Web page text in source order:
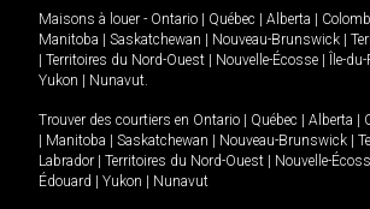
Maisons à louer - Ontario Québec Alberta
Manitoba
Saskatchewan Nouveau-Brunswick
Territoires du Nord-Ouest Nouvelle-Écosse Île-
Yukon
Nunavut.
Trouver des courtiers en Ontario Québec Alberta
Manitoba Saskatchewan Nouveau-Brunswick
Labrador
Territoires du Nord-Ouest Nouvelle-
Édouard
Yukon Nunavut